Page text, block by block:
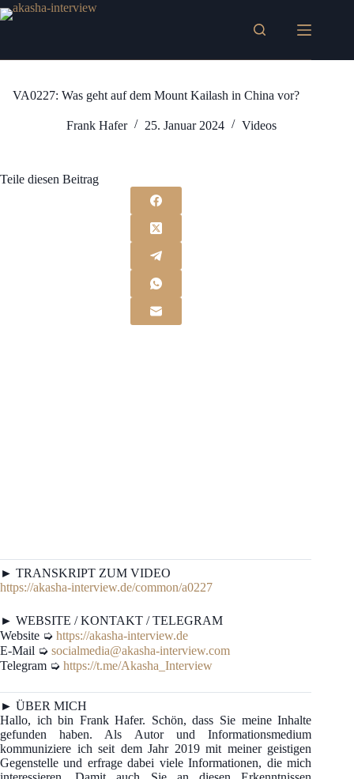
Zum
Inhalt
VA0227: Was geht auf dem Mount Kailash in China vor?
Frank Hafer 25. Januar 2024 Videos
Teile diesen Beitrag
► TRANSKRIPT ZUM VIDEO
https://akasha-interview.de/common/a0227
► WEBSITE / KONTAKT / TELEGRAM
Website ➭ https://akasha-interview.de
E-Mail ➭ socialmedia@akasha-interview.com
Telegram ➭ https://t.me/Akasha_Interview
► ÜBER MICH
Hallo, ich bin Frank Hafer. Schön, dass Sie meine Inhalte
gefunden haben. Als Autor und Informationsmedium
kommuniziere ich seit dem Jahr 2019 mit meiner geistigen
Gegenstelle und erfrage dabei viele Informationen, die mich